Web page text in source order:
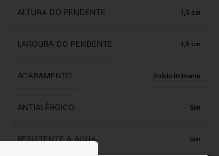
ALTURA DO PENDENTE 1,5
LARGURA DO PENDENTE 1,5
ACABAMENTO Polido Brilhante
ANTIALÉRGICO Sim
RESISTENTE À ÁGUA Sim